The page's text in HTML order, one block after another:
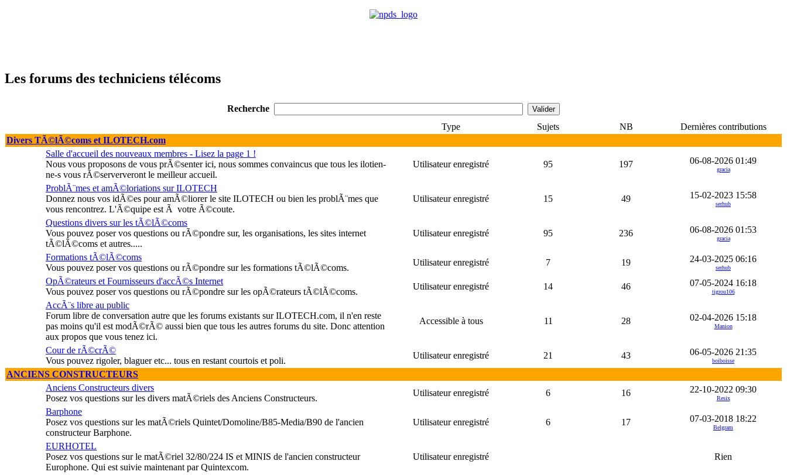
Les forums des techniciens télécoms
Recherche
Type
Sujets NB
Dernières contributions
Divers TÃ©lÃ©coms et ILOTECH.com
Salle d'accueil des nouveaux membres - Lisez la page 1 !
Nous vous proposons de vous prÃ©senter ici, nous sommes convaincus que tous les ilotien-
ne-s vous rÃ©serververont le meilleur accueil.
Utilisateur enregistré 95 197 06-08-2026 01:49
gracia
ProblÃ¨mes et amÃ©loriations sur ILOTECH
Donnez nous vos idÃ©es pour amÃ©liorer le site ILOTECH ou bien les problÃ¨mes que
vous rencontrez. L'Ã©quipe est Ã votre Ã©coute.
Utilisateur enregistré 15 49 15-02-2023 15:58
serhub
Questions divers sur les tÃ©lÃ©coms
Vous pouvez poser vos questions ou rÃ©pondre sur, les organisations, les sites internet
tÃ©lÃ©coms et autres.....
Utilisateur enregistré 95 236 06-08-2026 01:53
gracia
Formations tÃ©lÃ©coms
Vous pouvez poser vos questions ou rÃ©pondre sur les formations tÃ©lÃ©coms.
Utilisateur enregistré 7 19 24-03-2025 06:16
serhub
OpÃ©rateurs et Fournisseurs d'accÃ©s Internet
Vous pouvez poser vos questions ou rÃ©pondre sur les opÃ©rateurs tÃ©lÃ©coms.
Utilisateur enregistré 14 46 07-05-2024 16:18
tigrou106
AccÃ¨s libre au public
Forum libre de conversation autre que les forums existants sur ILOTECH.com, il n'en reste
pas moins qu'il est modÃ©rÃ© aussi bien que tous les autres forums du site. Donc attention
aux propos que vous tenez ici.
Accessible à tous 11 28 02-04-2026 15:18
Manion
Cour de rÃ©crÃ©
Vous pouvez rigoler, blaguer etc... tous en restant courtois et poli.
Utilisateur enregistré 21 43 06-05-2026 21:35
boiboisse
ANCIENS CONSTRUCTEURS
Anciens Constructeurs divers
Posez vos questions sur les divers matÃ©riels des Anciens Constructeurs.
Utilisateur enregistré 6 16 22-10-2022 09:30
Resix
Barphone
Posez vos questions sur les matÃ©riels Quintet/Domoline/B85-Media/B90 de l'ancien
constructeur Barphone.
Utilisateur enregistré 6 17 07-03-2018 18:22
Belgram
EURHOTEL
Posez vos questions sur le matÃ©riel 32/80/224 IS et MINIS de l'ancien constructeur
Europhone. Qui est suivie maintenant par Quintexcom.
Utilisateur enregistré Rien